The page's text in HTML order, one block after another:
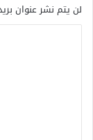
لن يتم نشر عنوان